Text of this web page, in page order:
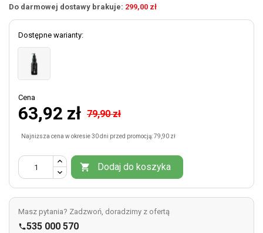
Do darmowej dostawy brakuje: 299,00 zł
Dostępne warianty:
Cena
63,92 zł 79,90 zł
Najniższa cena w okresie 30 dni przed promocją:79,90 zł
 Dodaj do koszyka
Masz pytania? Zadzwoń, doradzimy z ofertą
535 000 570